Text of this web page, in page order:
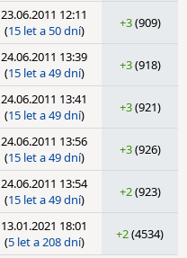
23.06.2011 12:11
(15 let a 50 dní) +3(909)
24.06.2011 13:39
(15 let a 49 dní) +3(918)
24.06.2011 13:41
(15 let a 49 dní) +3(921)
24.06.2011 13:56
(15 let a 49 dní) +3(926)
24.06.2011 13:54
(15 let a 49 dní) +2(923)
13.01.2021 18:01
(5 let a 208 dní) +2(4534)